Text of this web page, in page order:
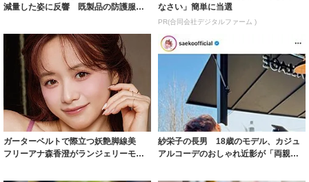
減量した姿に反響 既製品の防護服が
なさい」簡単に当選
PR(合同会社デジタルファーム )
ガーターベルトで際立つ妖艶脚線美
フリーアナ森香澄がランジェリーモデ
紗栄子の長男 18歳のモデル、カジュ
アルコーデのおしゃれ近影が「両親の